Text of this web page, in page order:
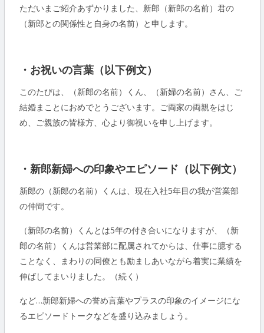
ただいまご紹介あずかりました、新郎（新郎の名前）君の
（新郎との関係性と自身の名前）と申します。
・お祝いの言葉（以下例文）
このたびは、（新郎の名前）くん、（新婦の名前）さん、ご
結婚まことにおめでとうございます。ご両家の両親をはじ
め、ご親族の皆様方、心より御祝いを申し上げます。
・新郎新婦への印象やエピソード（以下例文）
新郎の（新郎の名前）くんは、現在入社5年目の我が営業部
の仲間です。
（新郎の名前）くんとは5年の付き合いになりますが、（新
郎の名前）くんは営業部に配属されてからは、仕事に臆する
ことなく、まわりの同僚とも励ましあいながら着実に業績を
伸ばしてまいりました。（続く）
など…新郎新婦への誉め言葉やプラスの印象のイメージにな
るエピソードトークなどを盛り込みましょう。